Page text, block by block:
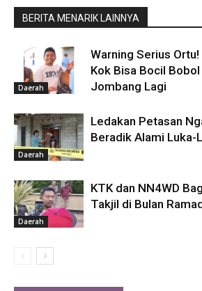
BERITA MENARIK LAINNYA
Daerah
Warning Serius Ortu!
Kok Bisa Bocil
Jombang Lagi
Daerah
Ledakan Petasan
Beradik Alami Luka-
Daerah
KTK dan NN4WD
Takjil di Bulan